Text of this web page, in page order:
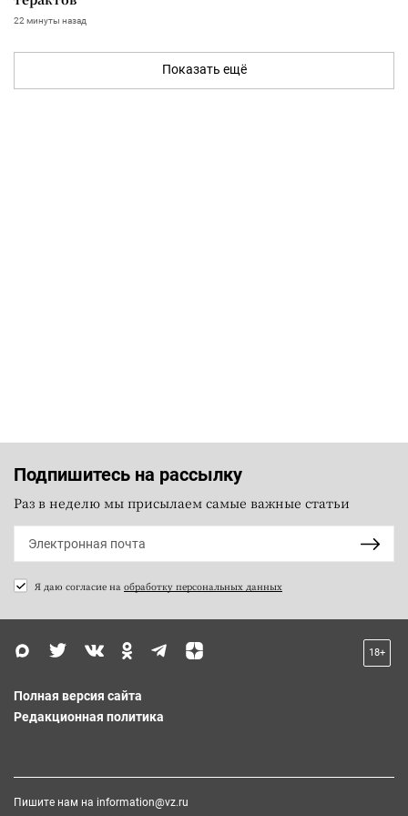
22 минуты назад
Показать ещё
Подпишитесь на рассылку
Раз в неделю мы присылаем самые важные статьи
Я даю согласие на обработку персональных данных
18+
Полная версия сайта
Редакционная политика
Пишите нам на information@vz.ru